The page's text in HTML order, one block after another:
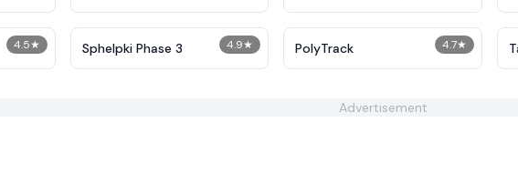
4.5★ 4.9★
Sphelpki Phase 3 4.7★
PolyTrack
Advertisement